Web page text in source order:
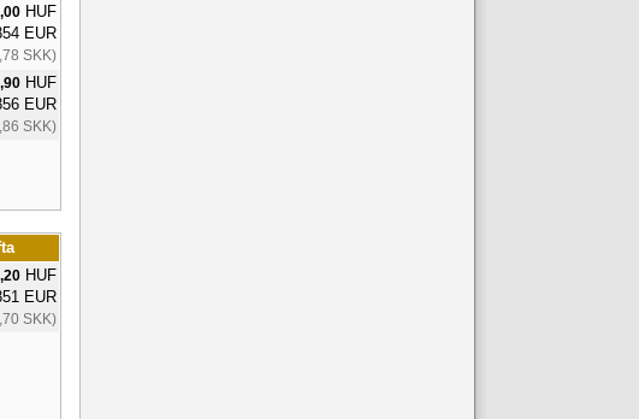
HUF
EUR
SKK)
HUF
EUR
SKK)
HUF
EUR
SKK)